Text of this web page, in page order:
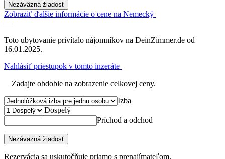
Nezáväzná žiadosť
Zobraziť ďalšie informácie o cene na Nemecký
—
Toto ubytovanie privítalo nájomníkov na DeinZimmer.de od
16.01.2025.
Nahlásiť priestupok v tomto inzeráte
Zadajte obdobie na zobrazenie celkovej ceny.
Izba
Dospelý
Príchod a odchod
Nezáväzná žiadosť
Rezervácia sa uskutočňuje priamo s prenajímateľom.